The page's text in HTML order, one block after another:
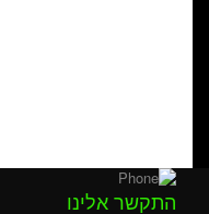
התקשר אלינו